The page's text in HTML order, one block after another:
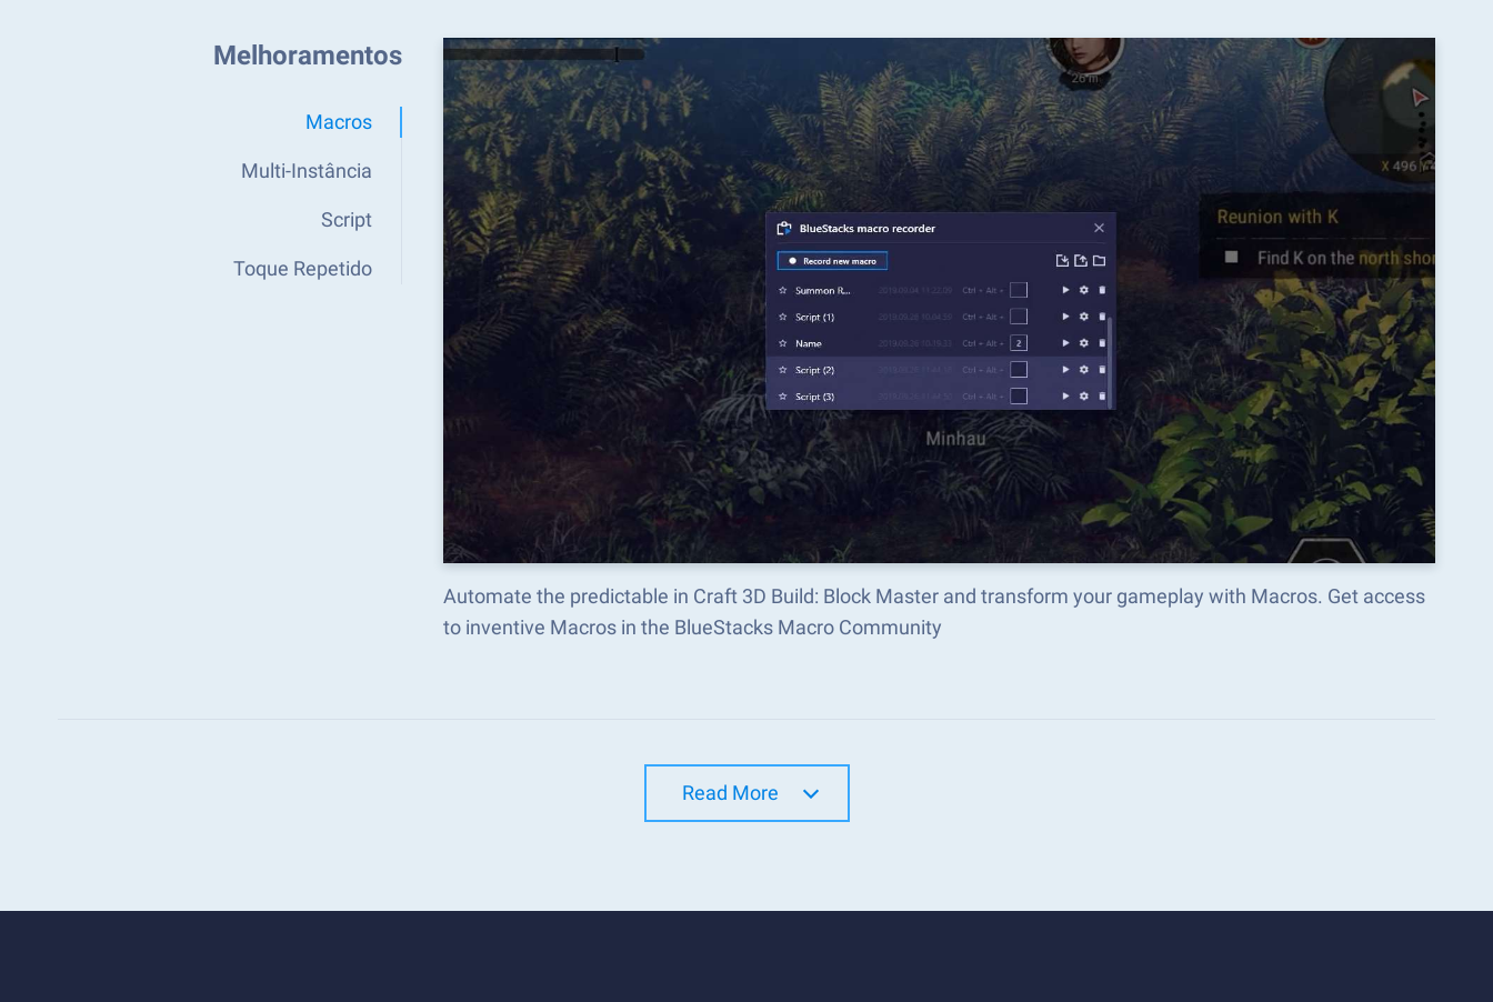
Melhoramentos
Macros
Multi-Instância
Script
Toque Repetido
Automate the predictable in Craft 3D Build: Block Master and transform your gameplay with Macros. Get access
to inventive Macros in the BlueStacks Macro Community
Read More